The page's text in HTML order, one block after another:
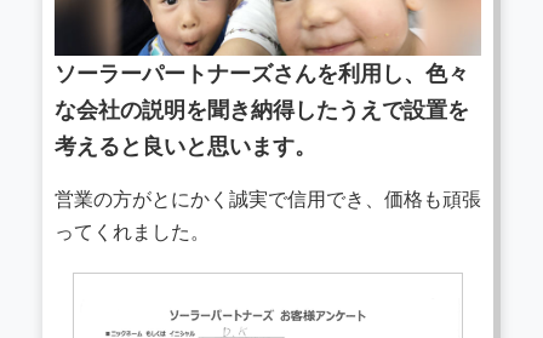
ソーラーパートナーズさんを利用し、色々
な会社の説明を聞き納得したうえで設置を
考えると良いと思います。
営業の方がとにかく誠実で信用でき、価格も頑張
ってくれました。